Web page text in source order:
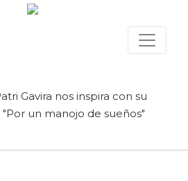
Gavira nos inspira con su
un manojo de sueños"